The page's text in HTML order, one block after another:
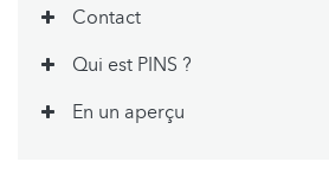
Contact
Qui est PINS ?
En un aperçu